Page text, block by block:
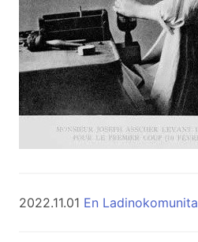
2022.11.01 En Ladinokomunita